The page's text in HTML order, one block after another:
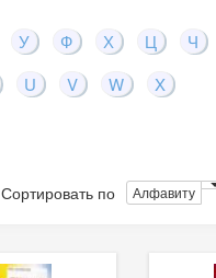
У Ф Х Ц Ч
U V W
X
Сортировать по Алфавиту